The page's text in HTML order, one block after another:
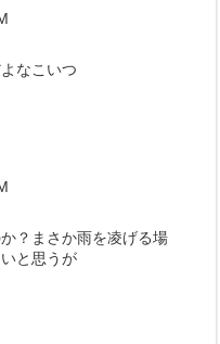
なこいつ
？まさか雨を凌げる場
と思うが